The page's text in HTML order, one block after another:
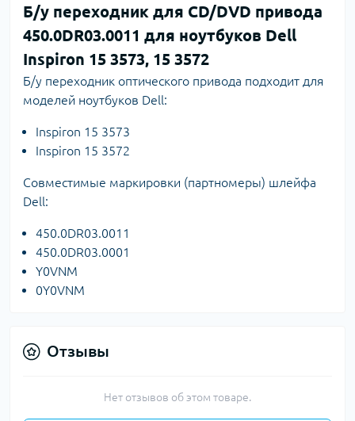
Б/у переходник для CD/DVD привода
450.0DR03.0011 для ноутбуков Dell
Inspiron 15 3573, 15 3572
Б/у переходник оптического привода подходит для
моделей ноутбуков Dell:
Inspiron 15 3573
Inspiron 15 3572
Совместимые маркировки (партномеры) шлейфа
Dell:
450.0DR03.0011
450.0DR03.0001
Y0VNM
0Y0VNM
Отзывы
Нет отзывов об этом товаре.